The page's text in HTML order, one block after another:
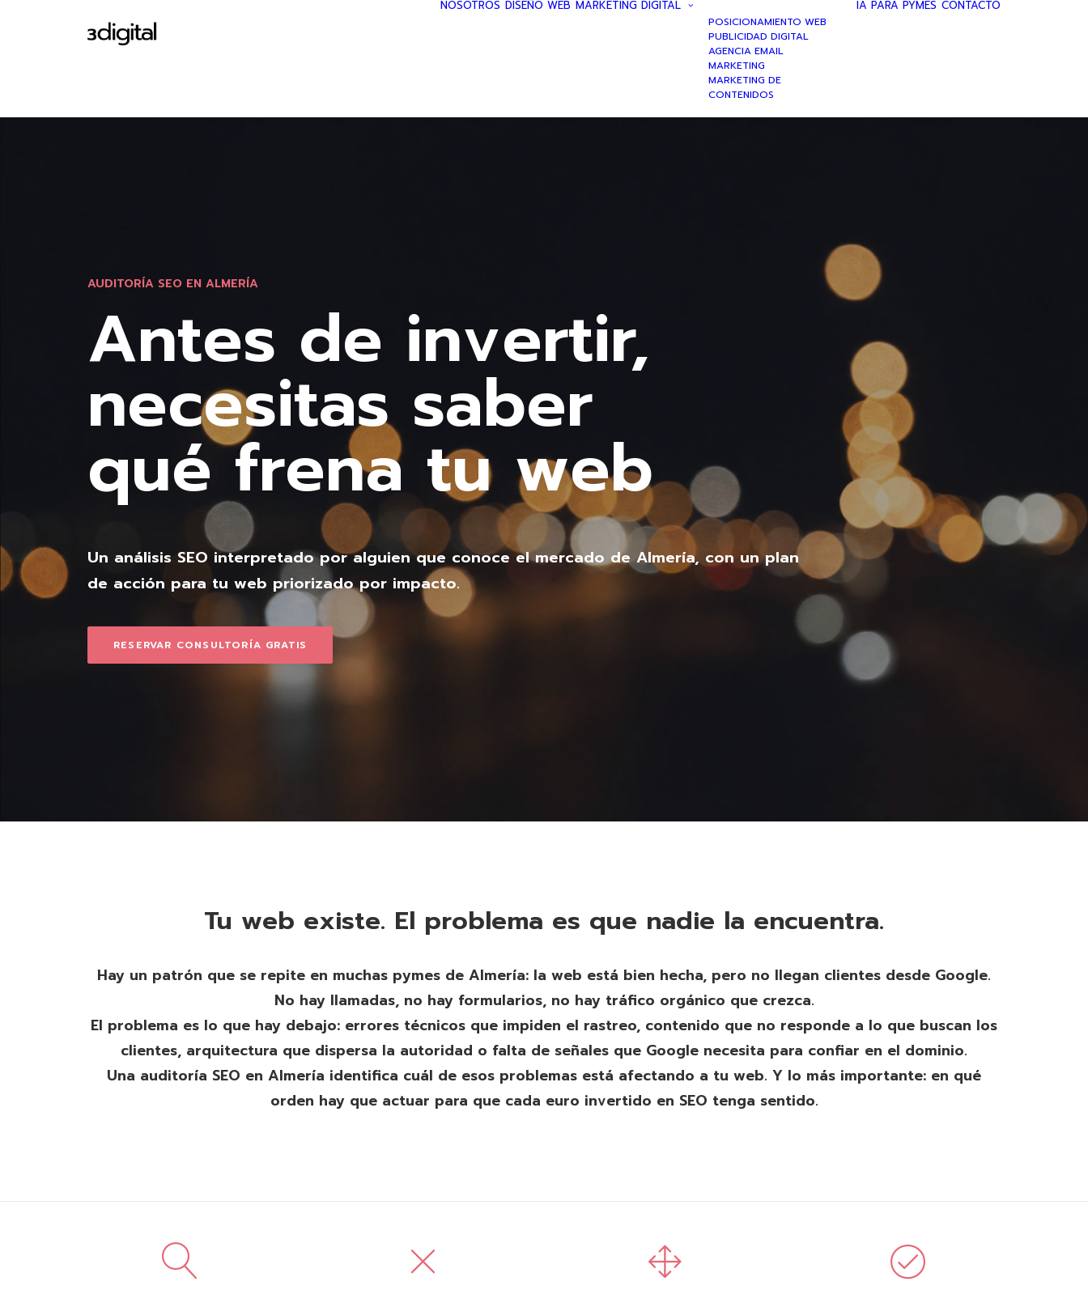
NOSOTROS DISEÑO WEB MARKETING DIGITAL
POSICIONAMIENTO WEB
PUBLICIDAD DIGITAL
AGENCIA EMAIL
MARKETING
MARKETING DE
CONTENIDOS
IA PARA PYMES CONTACTO
AUDITORÍA SEO EN ALMERÍA
Antes de invertir,
necesitas saber
qué frena tu web
Un análisis SEO interpretado por alguien que conoce el mercado de Almería, con un plan
de acción para tu web priorizado por impacto.
RESERVAR CONSULTORÍA GRATIS
Tu web existe. El problema es que nadie la encuentra.
Hay un patrón que se repite en muchas pymes de Almería: la web está bien hecha, pero no llegan clientes desde Google.
No hay llamadas, no hay formularios, no hay tráfico orgánico que crezca.
El problema es lo que hay debajo: errores técnicos que impiden el rastreo, contenido que no responde a lo que buscan los
clientes, arquitectura que dispersa la autoridad o falta de señales que Google necesita para confiar en el dominio.
Una auditoría SEO en Almería identifica cuál de esos problemas está afectando a tu web. Y lo más importante: en qué
orden hay que actuar para que cada euro invertido en SEO tenga sentido.